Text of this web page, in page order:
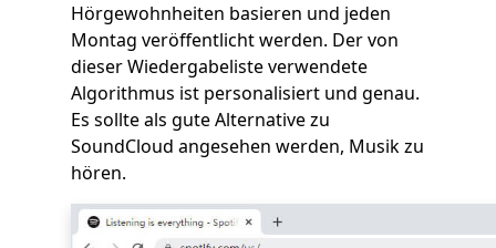
Hörgewohnheiten basieren und jeden
Montag veröffentlicht werden. Der von
dieser Wiedergabeliste verwendete
Algorithmus ist personalisiert und genau.
Es sollte als gute Alternative zu
SoundCloud angesehen werden, Musik zu
hören.